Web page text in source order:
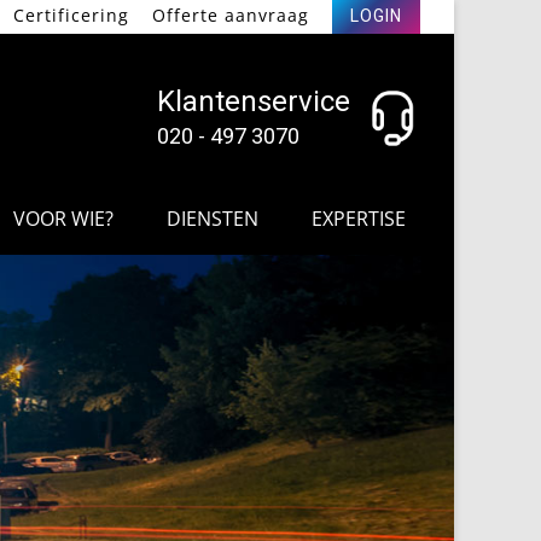
Certificering Offerte aanvraag LOGIN
Klantenservice
020 - 497 3070
VOOR WIE? DIENSTEN EXPERTISE